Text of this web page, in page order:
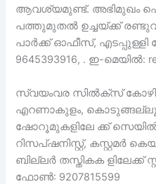
ആവശ്യമുണ്ട്. അഭിമുഖം
പത്തുമുതൽ ഉച്ചയ്ക്ക്
പാർക്ക് ഓഫീസ്,
9645393916, . ഇ-മെയിൽ:
സ്വയംവര സിൽക്സ്
എറണാകുളം, കൊടുങ്ങല്ലൂർ,
ഷോറൂമുകളിലേ ക്ക്
റിസപ്ഷനിസ്റ്റ്, കസ്റ്റമർ
ബില്ലർ തസ്തികക
ഫോൺ: 9207815599